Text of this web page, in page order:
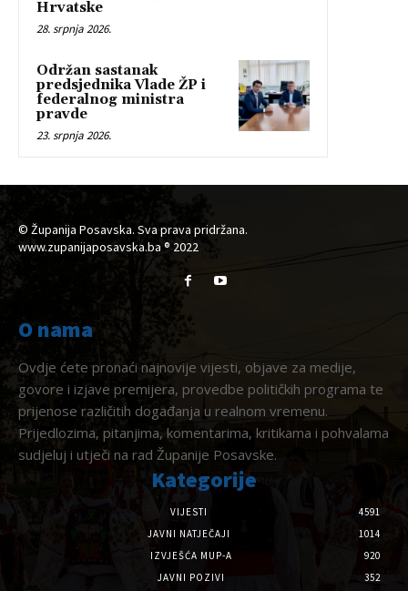
Hrvatske
28. srpnja 2026.
Održan sastanak
predsjednika Vlade ŽP i
federalnog ministra
pravde
23. srpnja 2026.
© Županija Posavska. Sva prava pridržana.
www.zupanijaposavska.ba ® 2022
O nama
Ovdje ćete pronaći najnovije vijesti, objave za medije,
govore i izjave premijera, provedbe političkih programa te
prijenose različitih događanja u realnom vremenu.
Prijedlozima, pitanjima, komentarima, kritikama i pohvalama
sudjeluj i utječi na rad Županije Posavske.
Kategorije
VIJESTI
4591
JAVNI NATJEČAJI
1014
IZVJEŠĆA MUP-A
920
JAVNI POZIVI
352